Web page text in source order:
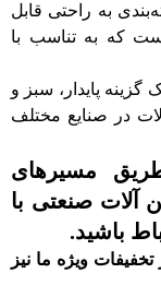
به راحتی قابل
که به تناسب با
پایدار، سبز و
در صنایع مختلف
مسیرهای
آلات صنعتی با
باشید.
ویژه ما نیز